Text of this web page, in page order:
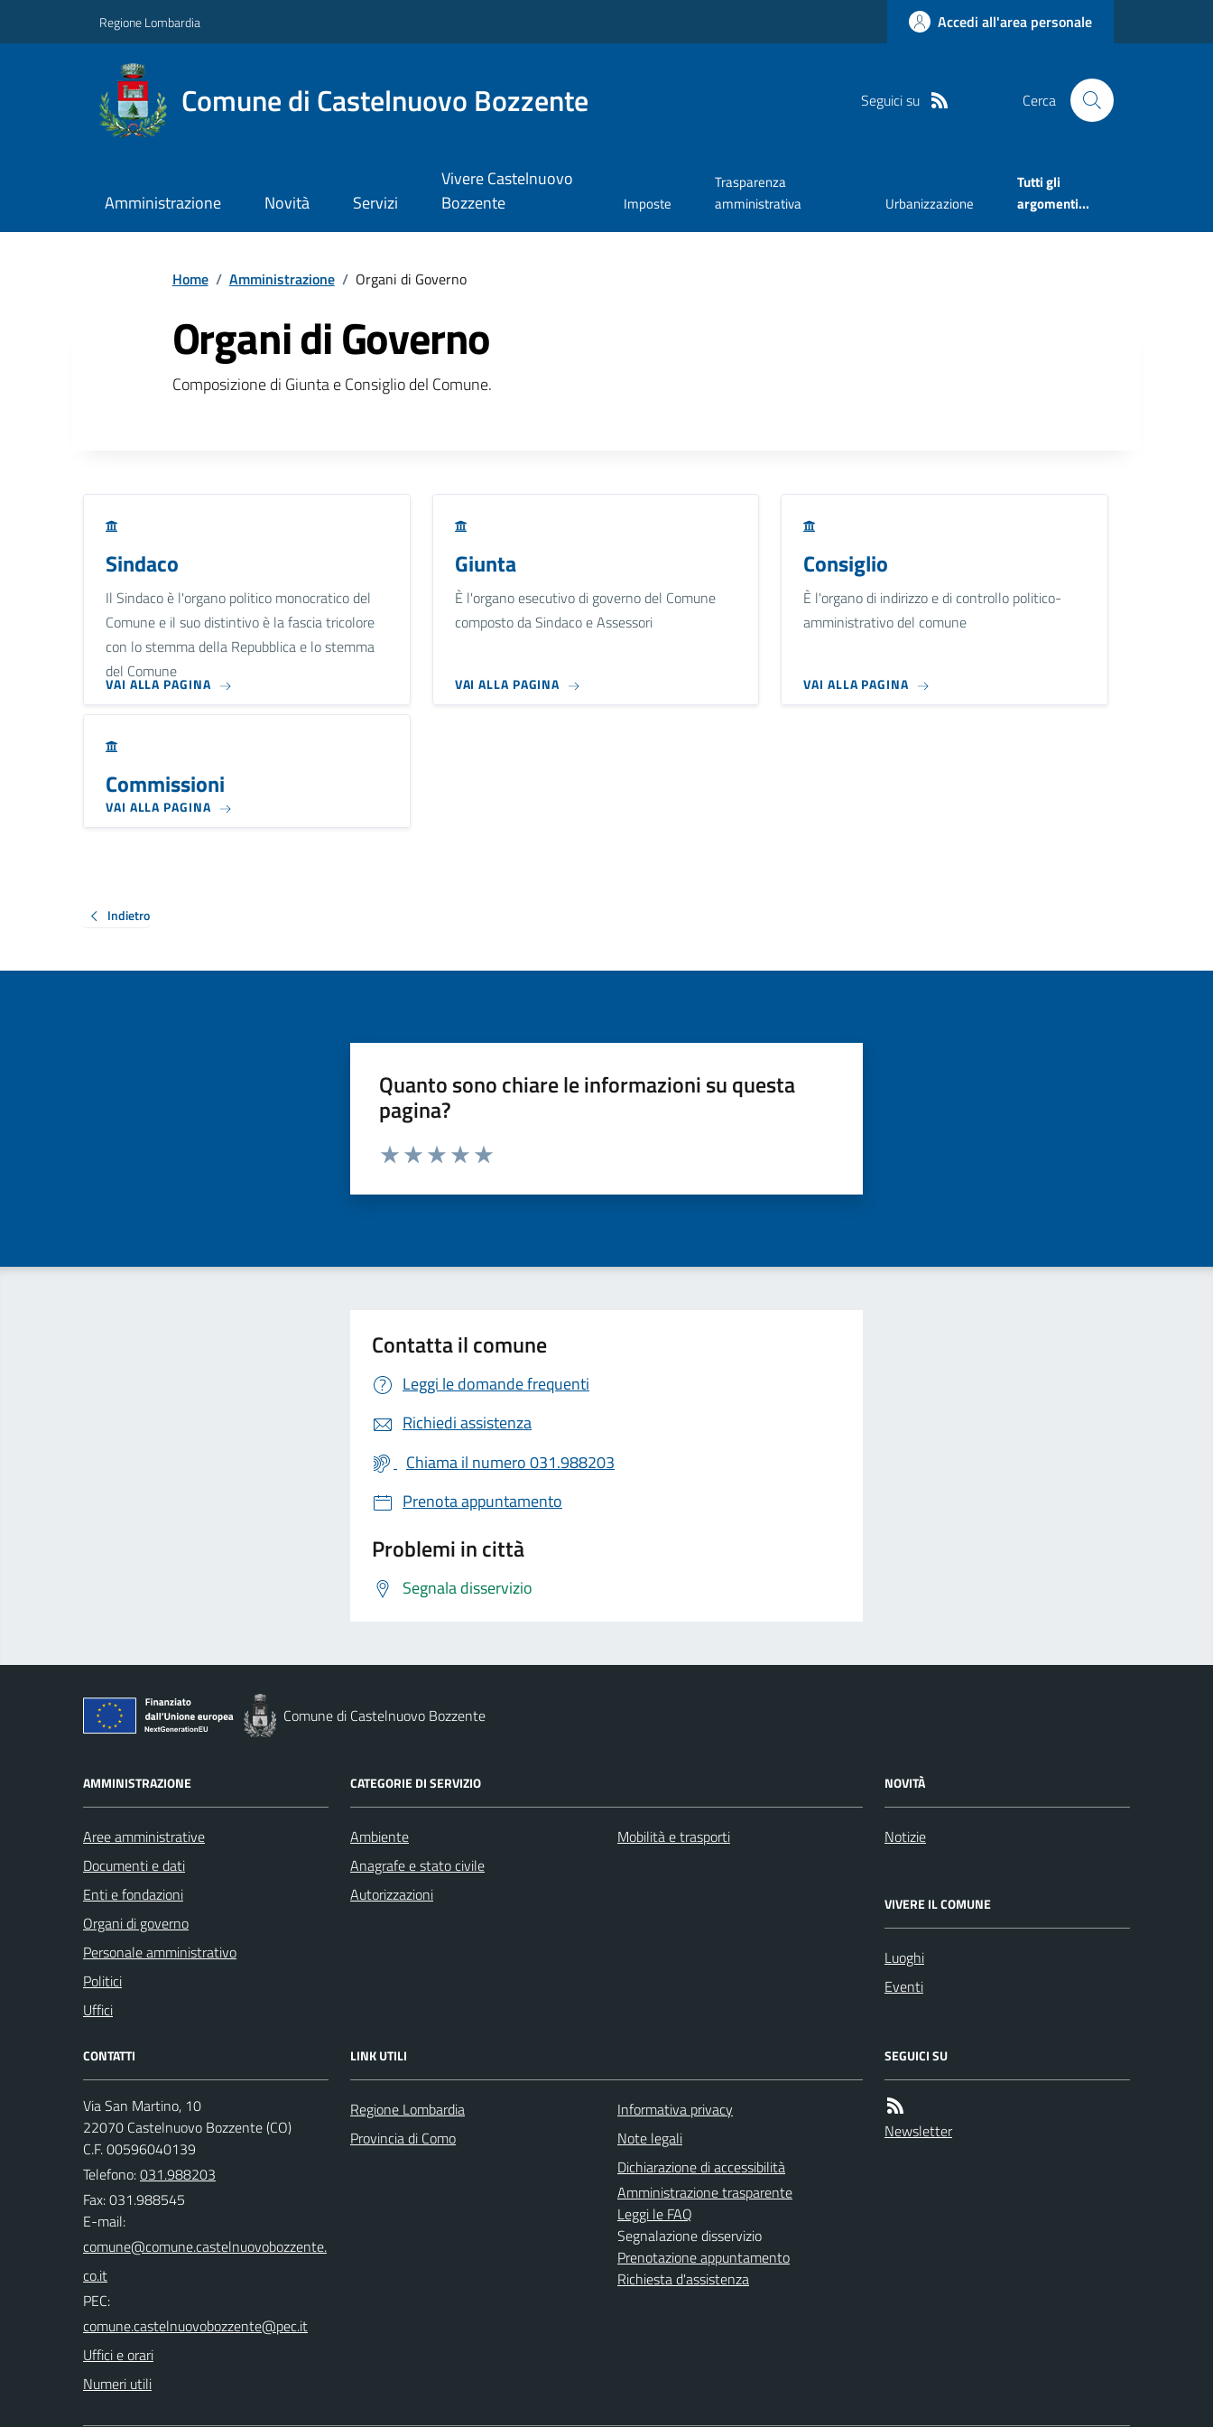
Regione Lombardia Accedi all'area personale
Comune di Castelnuovo Bozzente Seguici su Cerca
Amministrazione Novità Servizi
Vivere Castelnuovo
Bozzente
Imposte
Trasparenza
amministrativa
Urbanizzazione
Tutti gli
argomenti...
Home / Amministrazione / Organi di Governo
Organi di Governo
Composizione di Giunta e Consiglio del Comune.
Sindaco
Il Sindaco è l'organo politico monocratico del
Comune e il suo distintivo è la fascia tricolore
con lo stemma della Repubblica e lo stemma
del Comune
VAI ALLA PAGINA
Giunta
È l'organo esecutivo di governo del Comune
composto da Sindaco e Assessori
VAI ALLA PAGINA
Consiglio
È l'organo di indirizzo e di controllo politico-
amministrativo del comune
VAI ALLA PAGINA
Commissioni
VAI ALLA PAGINA
Indietro
Quanto sono chiare le informazioni su questa
pagina?
Valuta da 1 a 5 stelle la pagina
Contatta il comune
Leggi le domande frequenti
Richiedi assistenza
Chiama il numero 031.988203
Prenota appuntamento
Problemi in città
Segnala disservizio
Comune di Castelnuovo Bozzente
AMMINISTRAZIONE
Aree amministrative
Documenti e dati
Enti e fondazioni
Organi di governo
Personale amministrativo
Politici
Uffici
CATEGORIE DI SERVIZIO
Ambiente
Anagrafe e stato civile
Autorizzazioni
Mobilità e trasporti
NOVITÀ
Notizie
VIVERE IL COMUNE
Luoghi
Eventi
CONTATTI
Via San Martino, 10
22070 Castelnuovo Bozzente (CO)
C.F. 00596040139
Telefono:031.988203
Fax: 031.988545
E-mail:
PEC:
Uffici e orari
Numeri utili
LINK UTILI
Regione Lombardia
Provincia di Como
Informativa privacy
Note legali
Dichiarazione di accessibilità
Amministrazione trasparente
Leggi le FAQ
Segnalazione disservizio
Prenotazione appuntamento
Richiesta d'assistenza
SEGUICI SU
Newsletter